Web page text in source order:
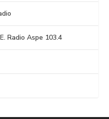
Radio Aspe 103.4